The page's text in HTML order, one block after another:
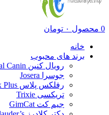
0 محصول ۰ تومان
خانه
برند های محبوب
رویال کنین Royal Canin
جوسرا Josera
رفلکس پلاس Reflex Plus
تریکسی Trixie
جیم کت GimCat